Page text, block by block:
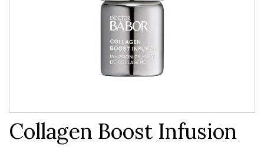
Collagen Boost Infusion